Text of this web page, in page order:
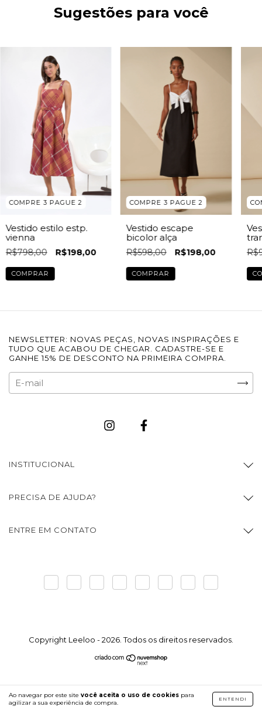
Ao navegar por este site você aceita o uso de cookies para
agilizar a sua experiência de compra.
ENTENDI
Sugestões para você
COMPRE 3 PAGUE 2
Vestido estilo estp.
vienna
R$798,00 R$198,00
COMPRAR
COMPRE 3 PAGUE 2
Vestido escape
bicolor alça
R$598,00 R$198,00
COMPRAR
NEWSLETTER: NOVAS PEÇAS, NOVAS INSPIRAÇÕES E
TUDO QUE ACABOU DE CHEGAR. CADASTRE-SE E
GANHE 15% DE DESCONTO NA PRIMEIRA COMPRA.
INSTITUCIONAL
PRECISA DE AJUDA?
ENTRE EM CONTATO
Copyright Leeloo - 2026. Todos os direitos reservados.